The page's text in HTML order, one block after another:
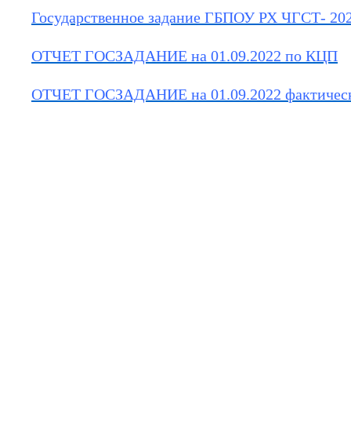
Государственное задание ГБПОУ РХ ЧГСТ-
ОТЧЕТ ГОСЗАДАНИЕ на 01.09.2022 по КЦП
ОТЧЕТ ГОСЗАДАНИЕ на 01.09.2022